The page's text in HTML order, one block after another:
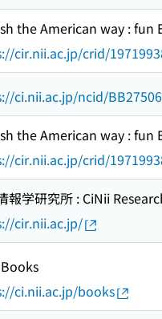
the American way : fun
cir.nii.ac.jp/crid/
ci.nii.ac.jp/ncid/
the American way : fun
cir.nii.ac.jp/crid/
報学研究所 : CiNii
cir.nii.ac.jp/
ci.nii.ac.jp/books